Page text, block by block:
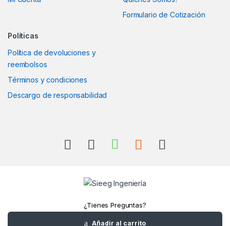
Añadir al carrito
Formulario de Cotización
Políticas
Política de devoluciones y
reembolsos
Términos y condiciones
Descargo de responsabilidad
¿Tienes Preguntas?
Llámanos